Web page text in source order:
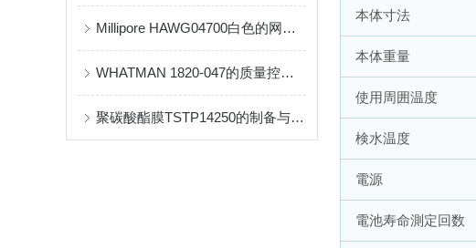
Millipore HAWG04700白色的网格滤膜确保了便利和无菌
WHATMAN 1820-047的质量控制与生产工艺
聚碳酸酯膜TSTP14250的制备与加工方法
本体寸法
本体重量
使用周囲温度
検水温度
電源
電池寿命測定回数